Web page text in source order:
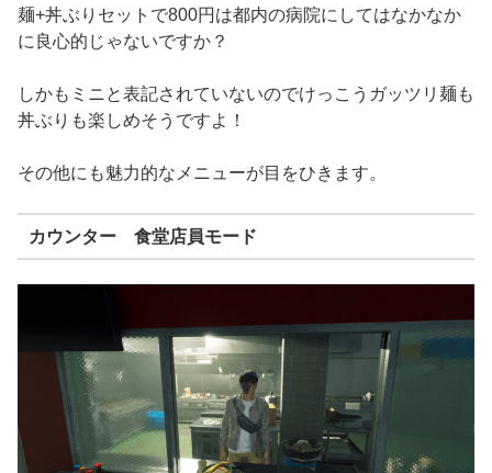
麺+丼ぶりセットで800円は都内の病院にしてはなかなか
に良心的じゃないですか？
しかもミニと表記されていないのでけっこうガッツリ麺も
丼ぶりも楽しめそうですよ！
その他にも魅力的なメニューが目をひきます。
カウンター 食堂店員モード